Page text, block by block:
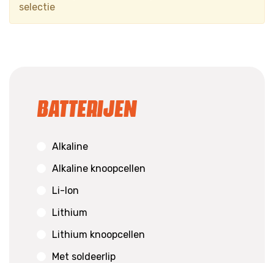
selectie
Batterijen
Alkaline
Alkaline knoopcellen
Li-Ion
Lithium
Lithium knoopcellen
Met soldeerlip